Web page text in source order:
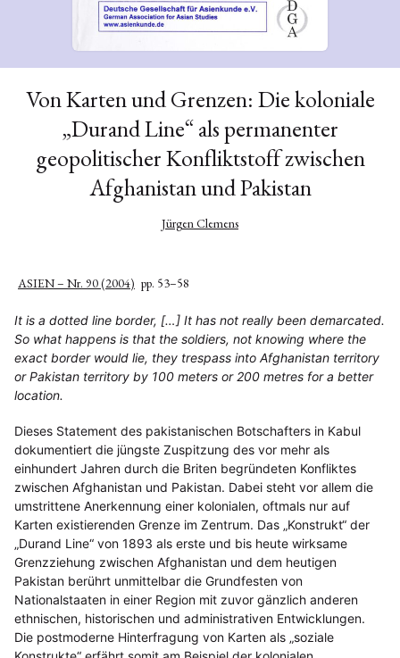
Von Karten und Grenzen: Die koloniale
„Durand Line“ als permanenter
geopolitischer Konfliktstoff zwischen
Afghanistan und Pakistan
Jürgen Clemens
ASIEN – Nr. 90 (2004) pp. 53–58
It is a dotted line border, […] It has not really been demarcated.
So what happens is that the soldiers, not knowing where the
exact border would lie, they trespass into Afghanistan territory
or Pakistan territory by 100 meters or 200 metres for a better
location.
Dieses Statement des pakistanischen Botschafters in Kabul
dokumentiert die jüngste Zuspitzung des vor mehr als
einhundert Jahren durch die Briten begründeten Konfliktes
zwischen Afghanistan und Pakistan. Dabei steht vor allem die
umstrittene Anerkennung einer kolonialen, oftmals nur auf
Karten existierenden Grenze im Zentrum. Das „Konstrukt“ der
„Durand Line“ von 1893 als erste und bis heute wirksame
Grenzziehung zwischen Afghanistan und dem heutigen
Pakistan berührt unmittelbar die Grundfesten von
Nationalstaaten in einer Region mit zuvor gänzlich anderen
ethnischen, historischen und administrativen Entwicklungen.
Die postmoderne Hinterfragung von Karten als „soziale